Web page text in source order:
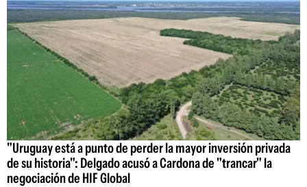
"Uruguay está a punto de perder la mayor inversión privada
de su historia": Delgado acusó a Cardona de "trancar" la
negociación de HIF Global